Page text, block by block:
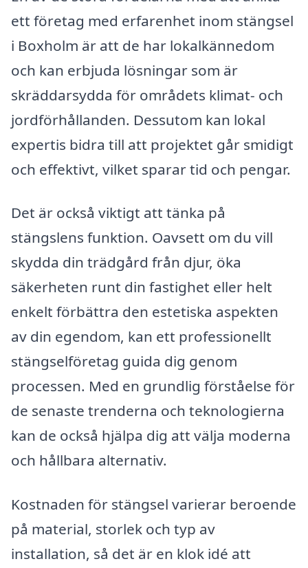
ett företag med erfarenhet inom stängsel
i Boxholm är att de har lokalkännedom
och kan erbjuda lösningar som är
skräddarsydda för områdets klimat- och
jordförhållanden. Dessutom kan lokal
expertis bidra till att projektet går smidigt
och effektivt, vilket sparar tid och pengar.
Det är också viktigt att tänka på
stängslens funktion. Oavsett om du vill
skydda din trädgård från djur, öka
säkerheten runt din fastighet eller helt
enkelt förbättra den estetiska aspekten
av din egendom, kan ett professionellt
stängselföretag guida dig genom
processen. Med en grundlig förståelse för
de senaste trenderna och teknologierna
kan de också hjälpa dig att välja moderna
och hållbara alternativ.
Kostnaden för stängsel varierar beroende
på material, storlek och typ av
installation, så det är en klok idé att